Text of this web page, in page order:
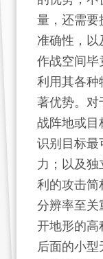
量，还需要
准确性，以
作战空间毕
利用其各种
著优势。对
战阵地或目
识别目标最
力；以及
利的攻击简
分辨率至关
开地形的高
后面的小